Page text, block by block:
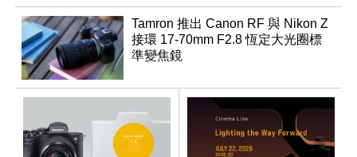
Tamron 推出 Canon RF 與 Nikon Z
接環 17-70mm F2.8 恆定大光圈標
準變焦鏡